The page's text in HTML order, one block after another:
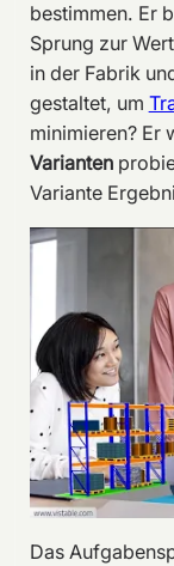
bestimmen. Er
Sprung zur
in der Fabrik
gestaltet, um
minimieren? Er
Varianten
Variante
Das